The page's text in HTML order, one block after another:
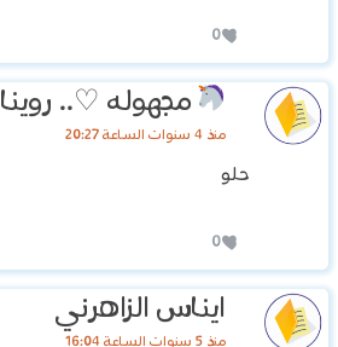
0
مجهوله ♡.. روينا
منذ 4 سنوات الساعة 20:27
حلو
0
ايناس الزاهرني
منذ 5 سنوات الساعة 16:04